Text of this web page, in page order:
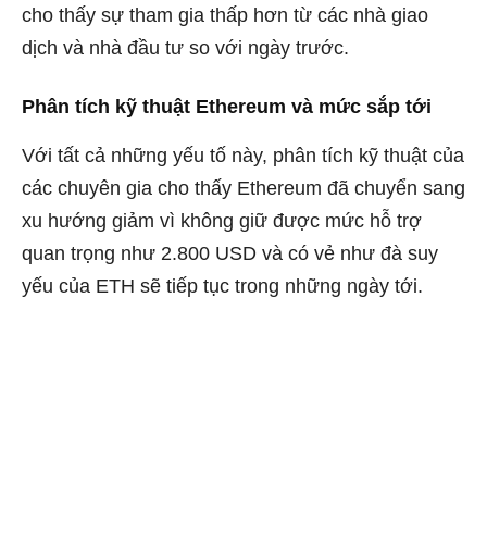
cho thấy sự tham gia thấp hơn từ các nhà giao
dịch và nhà đầu tư so với ngày trước.
Phân tích kỹ thuật Ethereum và mức sắp tới
Với tất cả những yếu tố này, phân tích kỹ thuật của
các chuyên gia cho thấy Ethereum đã chuyển sang
xu hướng giảm vì không giữ được mức hỗ trợ
quan trọng như 2.800 USD và có vẻ như đà suy
yếu của ETH sẽ tiếp tục trong những ngày tới.